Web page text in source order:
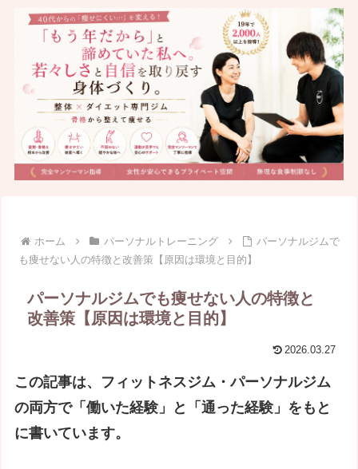
ホーム パーソナルトレーニング
パーソナルジムで
も痩せない人の特徴と改善策【原因は環境と目的】
パーソナルジムでも痩せない人の特徴と
改善策【原因は環境と目的】
2026.03.27
この記事は、フィットネスジム・パーソナルジム
の両方で「働いた経験」と「通った経験」をもと
に書いています。